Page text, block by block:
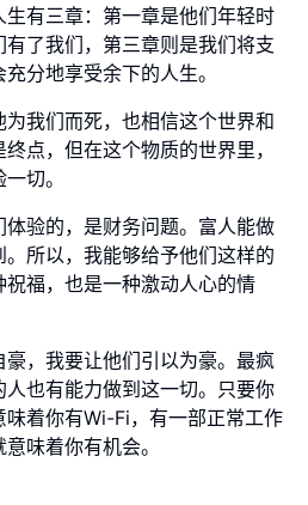
有三章：第一章是他们年轻时
了我们，第三章则是我们将支
分地享受余下的人生。
我们而死，也相信这个世界和
点，但在这个物质的世界里，
切。
验的，是财务问题。富人能做
所以，我能够给予他们这样的
福，也是一种激动人心的情
，我要让他们引以为豪。最疯
也有能力做到这一切。只要你
着你有Wi-Fi，有一部正常工作
味着你有机会。